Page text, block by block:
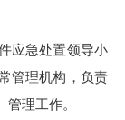
应急处置领导小
管理机构，负责
理工作。